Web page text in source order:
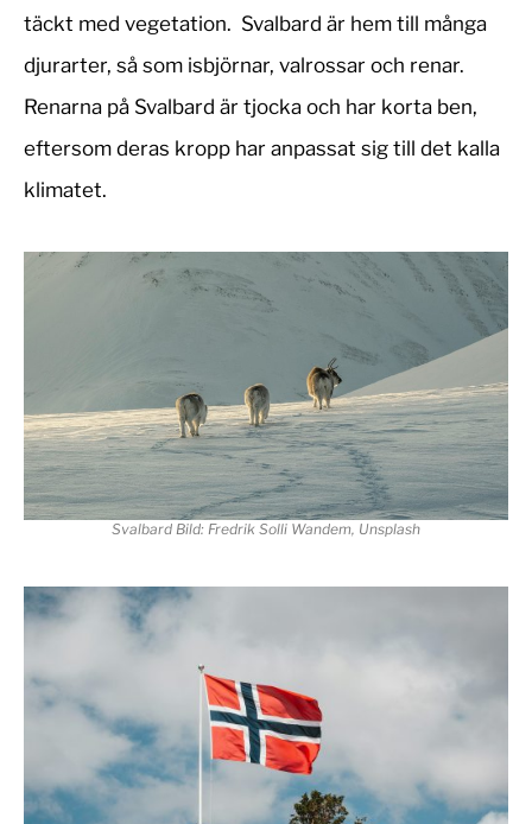
täckt med vegetation. Svalbard är hem till många
djurarter, så som isbjörnar, valrossar och renar.
Renarna på Svalbard är tjocka och har korta ben,
eftersom deras kropp har anpassat sig till det kalla
klimatet.
Svalbard Bild: Fredrik Solli Wandem, Unsplash